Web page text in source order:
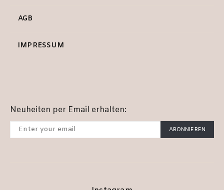
AGB
IMPRESSUM
Neuheiten per Email erhalten:
ABONNIEREN